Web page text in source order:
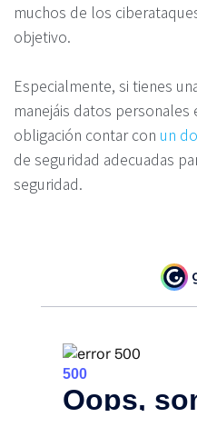
muchos de los
objetivo.
Especialmente, si tienes
manejáis datos personales
obligación contar con un
de seguridad adecuadas
seguridad.